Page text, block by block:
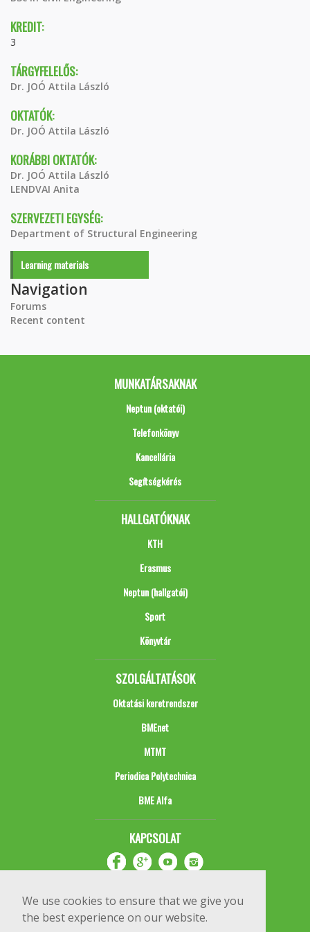
We use cookies to ensure that we give you
the best experience on our website.
KREDIT:
3
TÁRGYFELELŐS:
Dr. JOÓ Attila László
OKTATÓK:
Dr. JOÓ Attila László
KORÁBBI OKTATÓK:
Dr. JOÓ Attila László
LENDVAI Anita
SZERVEZETI EGYSÉG:
Department of Structural Engineering
Learning materials
Navigation
Forums
Recent content
MUNKATÁRSAKNAK
Neptun (oktatói)
Telefonkönyv
Kancellária
Segítségkérés
HALLGATÓKNAK
KTH
Erasmus
Neptun (hallgatói)
Sport
Könyvtár
SZOLGÁLTATÁSOK
Oktatási keretrendszer
BMEnet
MTMT
Periodica Polytechnica
BME Alfa
KAPCSOLAT